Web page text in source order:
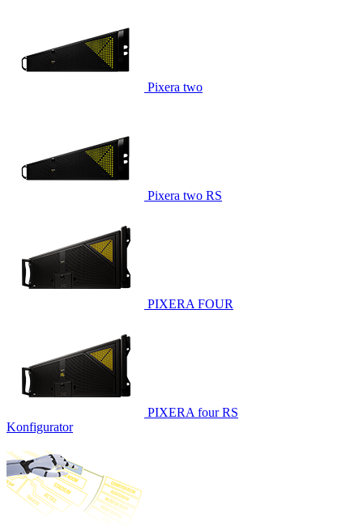
Pixera two
Pixera two RS
PIXERA FOUR
PIXERA four RS
Konfigurator